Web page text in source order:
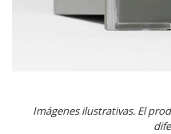
Imágenes ilustrativas. El